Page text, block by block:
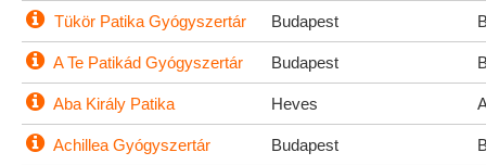
Tükör Patika Gyógyszertár Budapest
A Te Patikád Gyógyszertár Budapest
Aba Király Patika Heves
Achillea Gyógyszertár Budapest